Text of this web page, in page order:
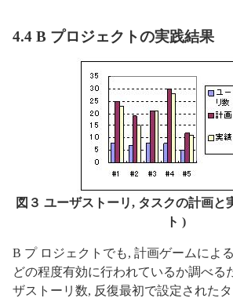
4.4 B プロジェクトの実践結果
図３ ユーザストーリ, タスクの計画と
ト )
B プ ロジェクトでも, 計画ゲームによ
どの程度有効に行われているか調べる
ザストーリ数, 反復最初で設定された